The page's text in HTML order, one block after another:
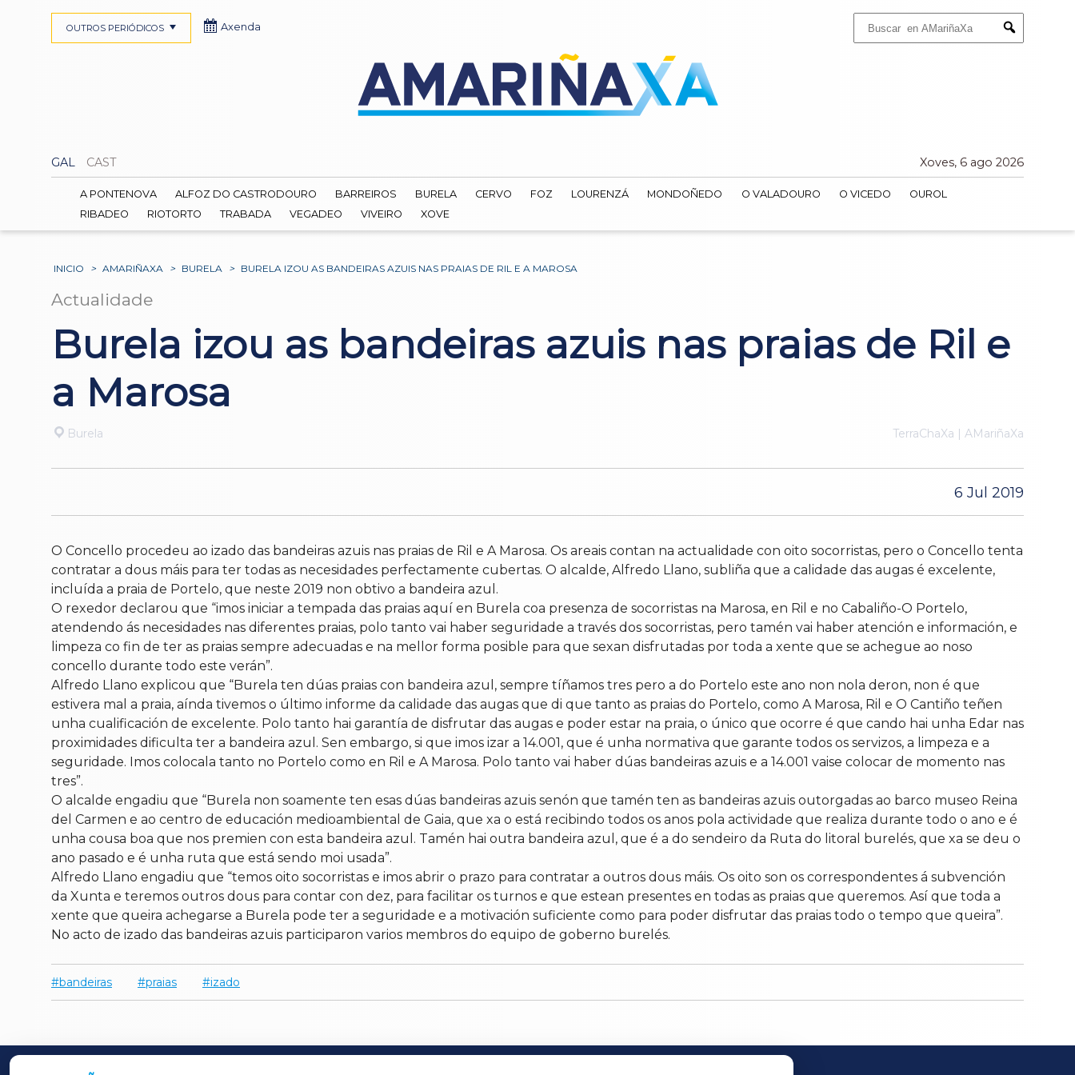
Submit
GAL CAST Xoves, 6 ago 2026
OUTROS PERIÓDICOS Axenda
A PONTENOVA ALFOZ DO CASTRODOURO BARREIROS BURELA CERVO FOZ LOURENZÁ MONDOÑEDO O VALADOURO O VICEDO
OUROL
RIBADEO
RIOTORTO TRABADA VEGADEO VIVEIRO XOVE
INICIO > AMARIÑAXA > BURELA > BURELA IZOU AS BANDEIRAS AZUIS NAS PRAIAS DE RIL E A MAROSA
Actualidade
Burela izou as bandeiras azuis nas praias de Ril e
a Marosa
Burela TerraChaXa | AMariñaXa
6 Jul 2019
O Concello procedeu ao izado das bandeiras azuis nas praias de Ril e A Marosa. Os areais contan na actualidade con oito socorristas, pero o Concello tenta
contratar a dous máis para ter todas as necesidades perfectamente cubertas. O alcalde, Alfredo Llano, subliña que a calidade das augas é excelente,
incluída a praia de Portelo, que neste 2019 non obtivo a bandeira azul.
O rexedor declarou que “imos iniciar a tempada das praias aquí en Burela coa presenza de socorristas na Marosa, en Ril e no Cabaliño-O Portelo,
atendendo ás necesidades nas diferentes praias, polo tanto vai haber seguridade a través dos socorristas, pero tamén vai haber atención e información, e
limpeza co fin de ter as praias sempre adecuadas e na mellor forma posible para que sexan disfrutadas por toda a xente que se achegue ao noso
concello durante todo este verán”.
Alfredo Llano explicou que “Burela ten dúas praias con bandeira azul, sempre tíñamos tres pero a do Portelo este ano non nola deron, non é que
estivera mal a praia, aínda tivemos o último informe da calidade das augas que di que tanto as praias do Portelo, como A Marosa, Ril e O Cantiño teñen
unha cualificación de excelente. Polo tanto hai garantía de disfrutar das augas e poder estar na praia, o único que ocorre é que cando hai unha Edar nas
proximidades dificulta ter a bandeira azul. Sen embargo, si que imos izar a 14.001, que é unha normativa que garante todos os servizos, a limpeza e a
seguridade. Imos colocala tanto no Portelo como en Ril e A Marosa. Polo tanto vai haber dúas bandeiras azuis e a 14.001 vaise colocar de momento nas
tres”.
O alcalde engadiu que “Burela non soamente ten esas dúas bandeiras azuis senón que tamén ten as bandeiras azuis outorgadas ao barco museo Reina
del Carmen e ao centro de educación medioambiental de Gaia, que xa o está recibindo todos os anos pola actividade que realiza durante todo o ano e é
unha cousa boa que nos premien con esta bandeira azul. Tamén hai outra bandeira azul, que é a do sendeiro da Ruta do litoral burelés, que xa se deu o
ano pasado e é unha ruta que está sendo moi usada”.
Alfredo Llano engadiu que “temos oito socorristas e imos abrir o prazo para contratar a outros dous máis. Os oito son os correspondentes á subvención
da Xunta e teremos outros dous para contar con dez, para facilitar os turnos e que estean presentes en todas as praias que queremos. Así que toda a
xente que queira achegarse a Burela pode ter a seguridade e a motivación suficiente como para poder disfrutar das praias todo o tempo que queira”.
No acto de izado das bandeiras azuis participaron varios membros do equipo de goberno burelés.
bandeiras praias izado